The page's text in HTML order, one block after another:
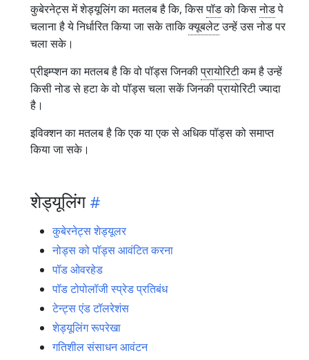
कुबेरनेट्स में शेड्यूलिंग का मतलब है कि, किसपॉडको किसनोडपे
चलाना है ये निर्धारित किया जा सके ताकिक्यूबलेटउन्हें उस नोड पर
चला सके।
प्रीइम्प्शन का मतलब है कि वो पॉड्स जिनकीप्रायोरिटीकम है उन्हें
किसी नोड से हटा के वो पॉड्स चला सकें जिनकी प्रायोरिटी ज्यादा
है।
इविक्शन का मतलब है कि एक या एक से अधिक पॉड्स को समाप्त
किया जा सके।
शेड्यूलिंग
कुबेरनेट्स शेड्यूलर
नोड्स को पॉड्स आवंटित करना
पॉड ओवरहेड
पॉड टोपोलॉजी स्प्रेड प्रतिबंध
टेन्ट्स एंड टॉलरेशंस
शेड्यूलिंग रूपरेखा
गतिशील संसाधन आवंटन